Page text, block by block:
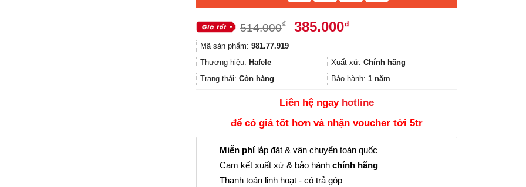
514.000₫
Giá
514.000₫.
385.000₫Giá
là:
385.000₫.
Mã sản phẩm: 981.77.919
Thương hiệu: Hafele Xuất xứ: Chính hãng
Trạng thái: Còn hàng Bảo hành: 1 năm
Liên hệ ngay hotline
để có giá tốt hơn và nhận voucher tới 5tr
Miễn phílắp đặt & vận chuyển toàn quốc
Cam kết xuất xứ & bảo hành chính hãng
Thanh toán linh hoạt - có trả góp